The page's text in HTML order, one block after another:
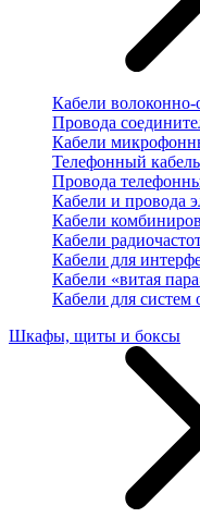
Кабели
Провода
Кабели
Телефонный
Провода
Кабели и провода
Кабели
Кабели
Кабели для
Кабели «витая
Кабели для систем
Шкафы, щиты и боксы